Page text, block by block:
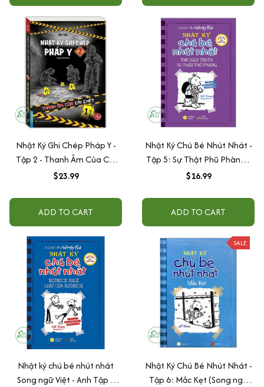
Nhật Ký Ghi Chép Pháp Y -
Tập 2 - Thanh Âm Của Cái
Chết
$23.99
ADD TO CART
Nhật Ký Chú Bé Nhút Nhát -
Tập 5: Sự Thật Phũ Phàng (
màu tím )
$16.99
ADD TO CART
Nhật ký chú bé nhút nhát
Song ngữ Việt - Anh Tập 2
SALE
Nhật Ký Chú Bé Nhút Nhát -
Tập 6: Mắc Kẹt (Song ngữ